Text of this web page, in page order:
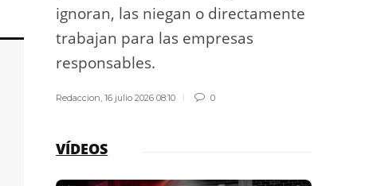
ignoran, las niegan o directamente
trabajan para las empresas
responsables.
Redaccion ,16 julio 2026 08:10 0
VÍDEOS